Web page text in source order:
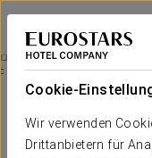
Cookie-
Wir verwenden
Drittanbietern für
Pousada de Armenteira
PONTEVEDRA - MEIS
Thermal-Erlebnis: Eintritt